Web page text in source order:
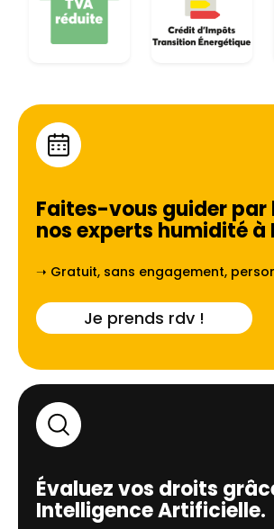
Faites-vous guider par
nos experts humidité à
➝ Gratuit, sans engagement,
Je prends rdv !
Évaluez vos droits
Intelligence Artificielle.